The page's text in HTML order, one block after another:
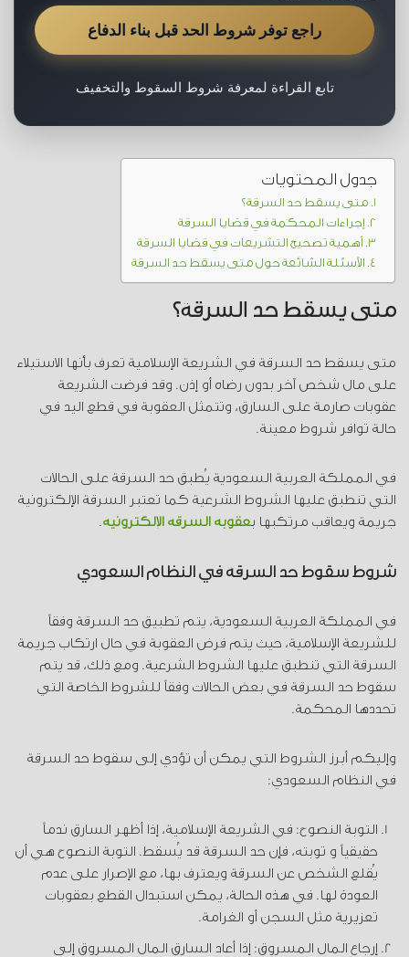
راجع توفر شروط الحد قبل بناء الدفاع
تابع القراءة لمعرفة شروط السقوط والتخفيف
جدول المحتويات
متى يسقط حد السرقة؟
إجراءات المحكمة في قضايا السرقة
أهمية تصحيح التشريعات في قضايا السرقة
الأسئلة الشائعة حول متى يسقط حد السرقة
متى يسقط حد السرقة؟
متى يسقط حد السرقة في الشريعة الإسلامية تعرف بأنها الاستيلاء
على مال شخص آخر بدون رضاه أو إذن. وقد فرضت الشريعة
عقوبات صارمة على السارق، وتتمثل العقوبة في قطع اليد في
حالة توافر شروط معينة.
في المملكة العربية السعودية يُطبق حد السرقة على الحالات
التي تنطبق عليها الشروط الشرعية كما تعتبر السرقة الإلكترونية
جريمة ويعاقب مرتكبها بعقوبة السرقة الإلكترونية.
شروط سقوط حد السرقة في النظام السعودي
في المملكة العربية السعودية، يتم تطبيق حد السرقة وفقاً
للشريعة الإسلامية، حيث يتم فرض العقوبة في حال ارتكاب جريمة
السرقة التي تنطبق عليها الشروط الشرعية. ومع ذلك، قد يتم
سقوط حد السرقة في بعض الحالات وفقاً للشروط الخاصة التي
تحددها المحكمة.
وإليكم أبرز الشروط التي يمكن أن تؤدي إلى سقوط حد السرقة
في النظام السعودي:
التوبة النصوح: في الشريعة الإسلامية، إذا أظهر السارق ندماً
حقيقياً و توبته، فإن حد السرقة قد يُسقط. التوبة النصوح هي أن
يُقلع الشخص عن السرقة ويعترف بها، مع الإصرار على عدم
العودة لها. في هذه الحالة، يمكن استبدال القطع بعقوبات
تعزيرية مثل السجن أو الغرامة.
إرجاع المال المسروق: إذا أعاد السارق المال المسروق إلى